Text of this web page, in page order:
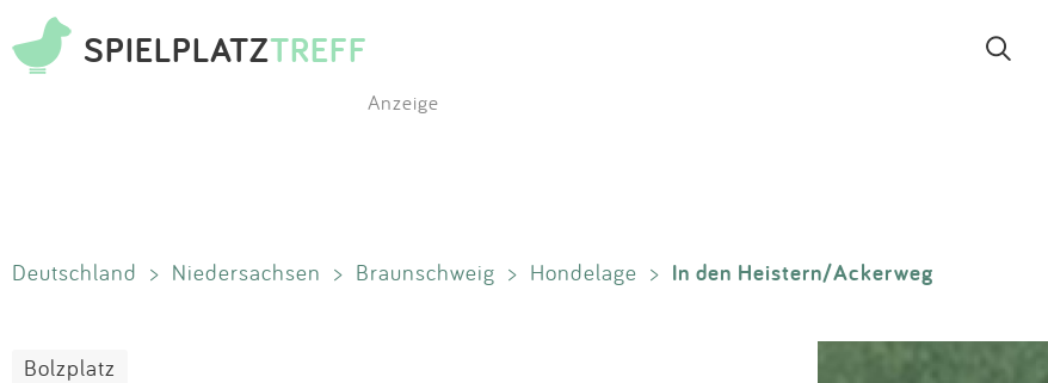
SPIELPLATZTREFF
App
Blog
Anzeige
Deutschland > Niedersachsen > Braunschweig > Hondelage > In den Heistern/Ackerweg
Bolzplatz